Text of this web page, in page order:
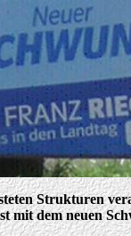
Strukturen
mit dem neuen